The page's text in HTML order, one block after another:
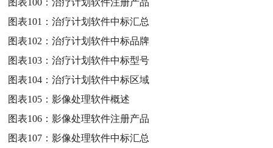
图表101：治疗计划软件中标汇总
图表102：治疗计划软件中标品牌
图表103：治疗计划软件中标型号
图表104：治疗计划软件中标区域
图表105：影像处理软件概述
图表106：影像处理软件注册产品
图表107：影像处理软件中标汇总